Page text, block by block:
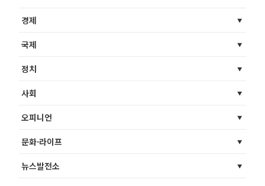
경제
국제
정치
사회
오피니언
문화·라이프
뉴스발전소